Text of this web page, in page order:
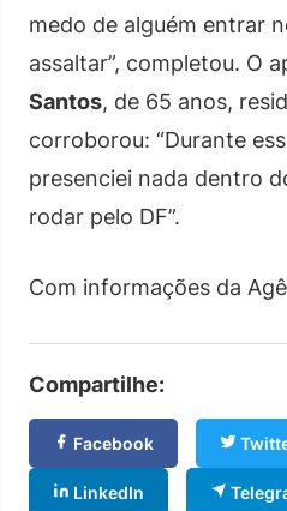
medo de alguém entrar
assaltar”, completou. O
Santos, de 65 anos,
corroborou: “Durante
presenciei nada dentro
rodar pelo DF”.
Com informações da
Compartilhe:
Facebook
LinkedIn